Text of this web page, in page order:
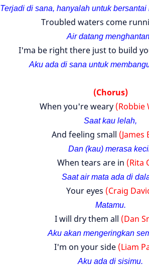
Terjadi di sana, hanyalah untuk
Troubled waters come
Air datang
I'ma be right there just to build
Aku ada di sana untuk
(Chorus)
When you're weary (Robbie
Saat kau lelah,
And feeling small (James
Dan (kau) merasa
When tears are in (Rita
Saat air mata ada di
Your eyes (Craig
Matamu.
I will dry them all (Dan
Aku akan mengeringkan
I'm on your side (Liam
Aku ada di sisimu.